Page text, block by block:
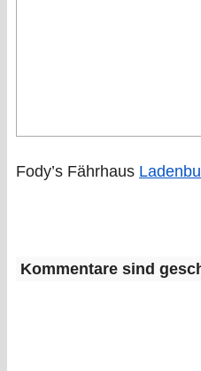
Fody’s Fährhaus
Kommentare sind